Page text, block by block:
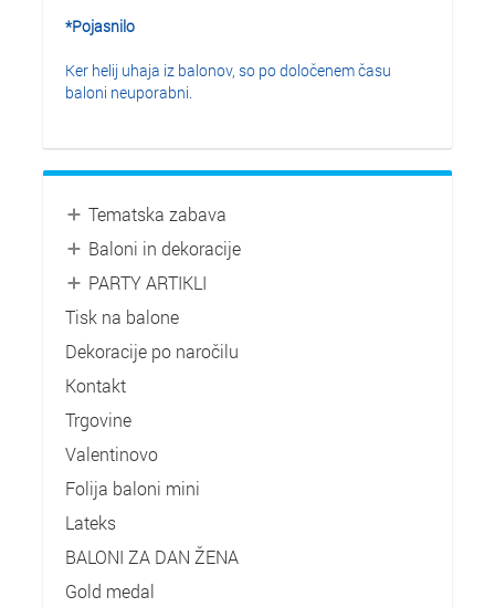
*Pojasnilo
Ker helij uhaja iz balonov, so po določenem času
baloni neuporabni.
Tematska zabava
Baloni in dekoracije
PARTY ARTIKLI
Tisk na balone
Dekoracije po naročilu
Kontakt
Trgovine
Valentinovo
Folija baloni mini
Lateks
BALONI ZA DAN ŽENA
Gold medal